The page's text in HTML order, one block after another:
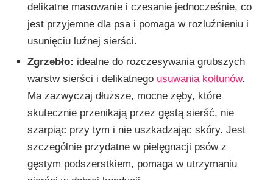
delikatne masowanie i czesanie jednocześnie, co
jest przyjemne dla psa i pomaga w rozluźnieniu i
usunięciu luźnej sierści.
Zgrzebło: idealne do rozczesywania grubszych
warstw sierści i delikatnego usuwania kołtunów.
Ma zazwyczaj dłuższe, mocne zęby, które
skutecznie przenikają przez gęstą sierść, nie
szarpiąc przy tym i nie uszkadzając skóry. Jest
szczególnie przydatne w pielęgnacji psów z
gęstym podszerstkiem, pomaga w utrzymaniu